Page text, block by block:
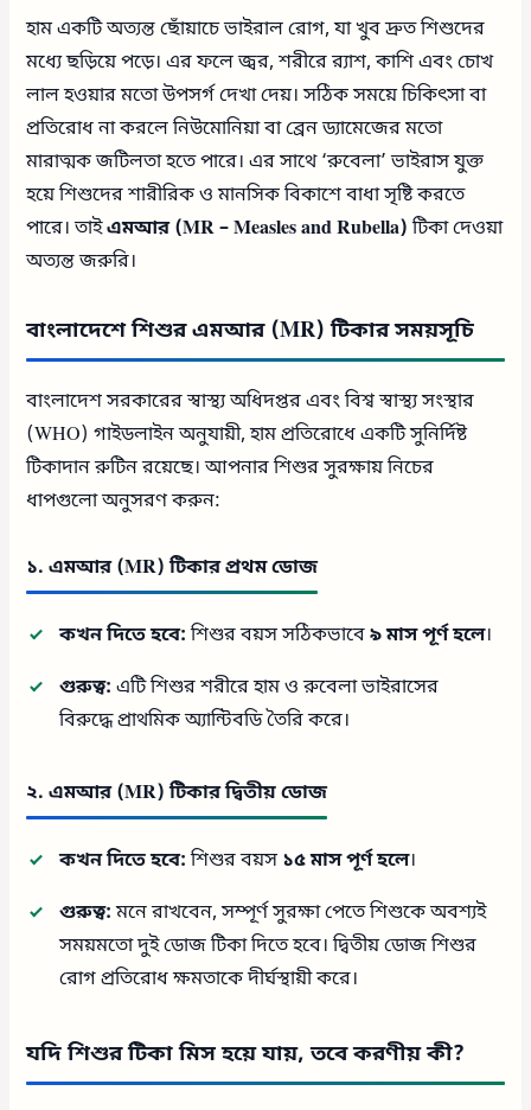
হাম একটি অত্যন্ত ছোঁয়াচে ভাইরাল রোগ, যা খুব দ্রুত শিশুদের
মধ্যে ছড়িয়ে পড়ে। এর ফলে জ্বর, শরীরে র‍্যাশ, কাশি এবং চোখ
লাল হওয়ার মতো উপসর্গ দেখা দেয়। সঠিক সময়ে চিকিৎসা বা
প্রতিরোধ না করলে নিউমোনিয়া বা ব্রেন ড্যামেজের মতো
মারাত্মক জটিলতা হতে পারে। এর সাথে ‘রুবেলা’ ভাইরাস যুক্ত
হয়ে শিশুদের শারীরিক ও মানসিক বিকাশে বাধা সৃষ্টি করতে
পারে। তাইএমআর (MR – Measles and Rubella)টিকা দেওয়া
অত্যন্ত জরুরি।
বাংলাদেশে শিশুর এমআর (MR) টিকার সময়সূচি
বাংলাদেশ সরকারের স্বাস্থ্য অধিদপ্তর এবং বিশ্ব স্বাস্থ্য সংস্থার
(WHO) গাইডলাইন অনুযায়ী, হাম প্রতিরোধে একটি সুনির্দিষ্ট
টিকাদান রুটিন রয়েছে। আপনার শিশুর সুরক্ষায় নিচের
ধাপগুলো অনুসরণ করুন:
১. এমআর (MR) টিকার প্রথম ডোজ
কখন দিতে হবে:শিশুর বয়স সঠিকভাবে৯ মাস পূর্ণ হলে।
গুরুত্ব: এটি শিশুর শরীরে হাম ও রুবেলা ভাইরাসের
বিরুদ্ধে প্রাথমিক অ্যান্টিবডি তৈরি করে।
২. এমআর (MR) টিকার দ্বিতীয় ডোজ
কখন দিতে হবে:শিশুর বয়স ১৫ মাস পূর্ণ হলে।
গুরুত্ব:মনে রাখবেন, সম্পূর্ণ সুরক্ষা পেতে শিশুকে অবশ্যই
সময়মতো দুই ডোজ টিকা দিতে হবে। দ্বিতীয় ডোজ শিশুর
রোগ প্রতিরোধ ক্ষমতাকে দীর্ঘস্থায়ী করে।
যদি শিশুর টিকা মিস হয়ে যায়, তবে করণীয় কী?